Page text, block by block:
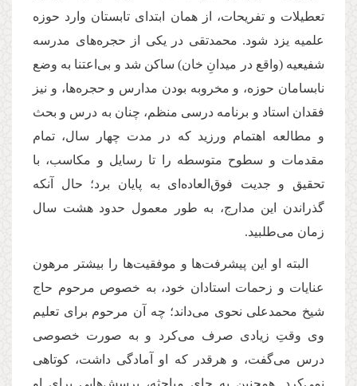
تعطیلات و تفریحات، از همان ابتداى تابستان وارد حوزه
علمیه یزد شود. محمدتقى در یكى از حجره‌هاى مدرسه
شفیعیه (‌واقع در میدانِ خان‌) ساكن شد و بى‌اعتنا به وضع
نابسامان حوزه، و مخروبه بودن مدارس و حجره‌ها، و نیز
فقدان استاد و برنامه درسى منظم، چنان به درس و بحث
و مطالعه اهتمام ورزید كه در مدت چهار سال، تمام
مقدمات و سطوح متوسطه را تا رسایل و مكاسب، با
تحقیق و جدیت فوق‌العاده‌اى به پایان برد؛ حال آنكه
گذراندن این مدارج، به طور معمول حدود هشت سال
زمان مى‌طلبید.
البته او این پیشرفت‌ها و موفقیت‌ها را بیشتر مرهون
عنایات و زحمات استادان خود، به خصوص مرحوم حاج
شیخ محمدعلى نحوى مى‌داند؛ چه آن مرحوم براى تعلیم
وى وقتِ زیادى صرف مى‌كرد و به صورت خصوصى
درس مى‌گفت، و هرقدر كه او آمادگى داشت، كوتاهى
نمى‌كرد. همچنین به جاى مباحثه، پرسش‌هایى براى او